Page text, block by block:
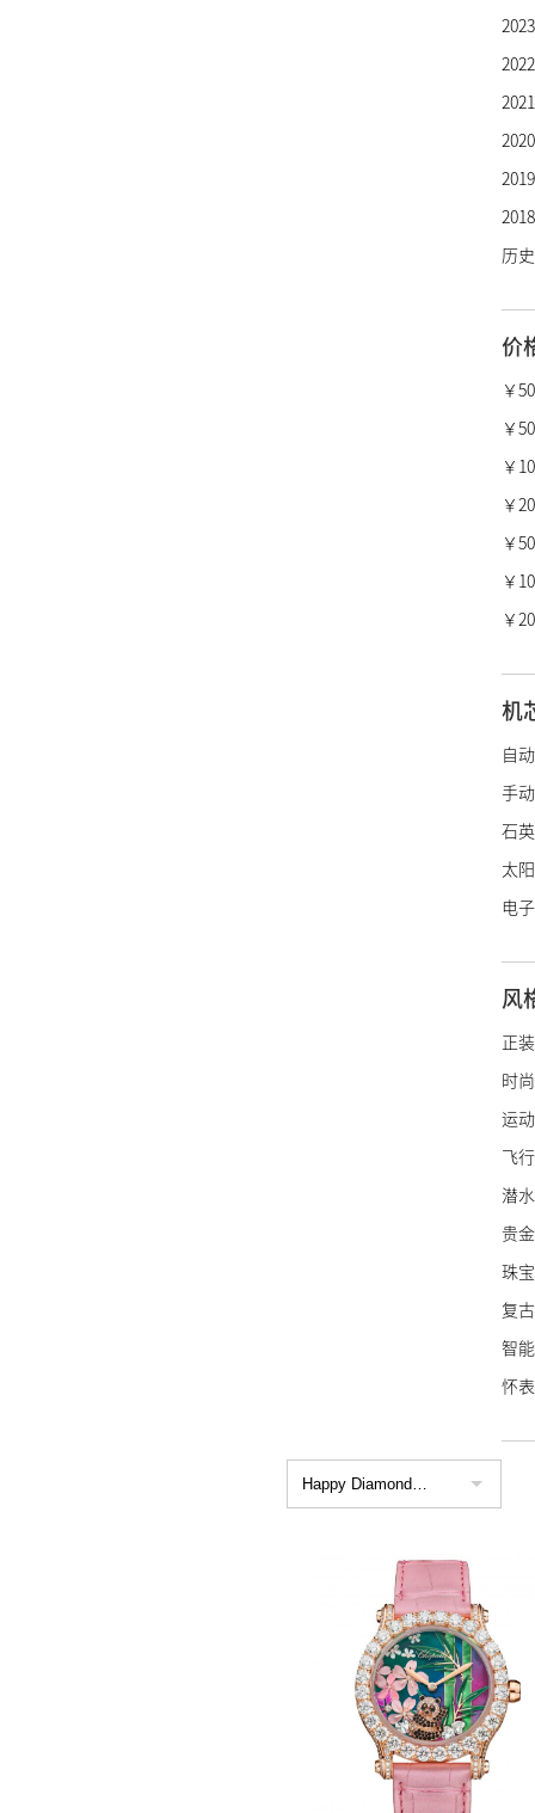
沛
真
柏
宝
梵
昆仑
萧邦
瑞宝
冠
迪奥
宝
博
绰美
古驰
施
阿
帝舵
浪琴
雷达
万
泰
艾美
宝
波尔
豪
天梭
美度
精工
历
价
￥
￥
￥
￥
￥
￥
￥
机
自
手
石
太
电
风
正装
时
运
飞
潜水
贵
珠宝
复古
智能
怀表